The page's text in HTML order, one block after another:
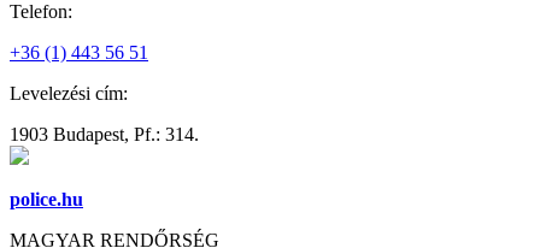
Telefon:
+36 (1) 443 56 51
Levelezési cím:
1903 Budapest, Pf.: 314.
police.hu
MAGYAR RENDŐRSÉG